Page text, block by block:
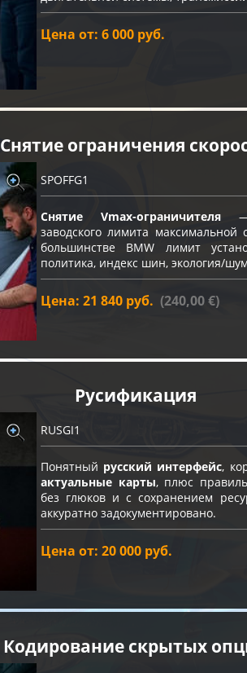
Цена от: 6 000 руб.
Снятие ограничения
SPOFFG1
Снятие Vmax-ограничителя —
заводского лимита
большинстве BMW лимит
политика, индекс шин, экология/
Цена: 21 840 руб. (240,00 €)
Русификация
RUSGI1
Понятный русский интерфейс,
актуальные карты, плюс
без глюков и с сохранением
аккуратно задокументировано.
Цена от: 20 000 руб.
Кодирование скрытых